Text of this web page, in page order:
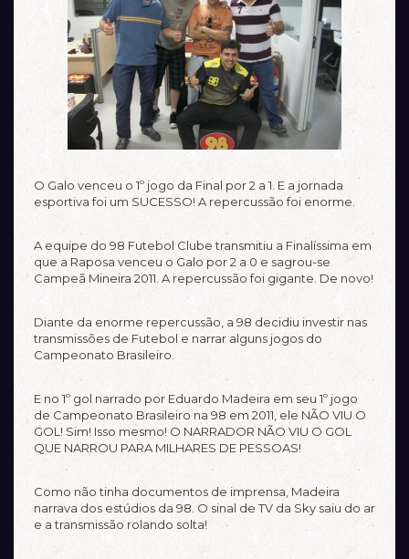
O Galo venceu o 1º jogo da Final por 2 a 1. E a jornada
esportiva foi um SUCESSO! A repercussão foi enorme.
A equipe do 98 Futebol Clube transmitiu a Finalíssima em
que a Raposa venceu o Galo por 2 a 0 e sagrou-se
Campeã Mineira 2011. A repercussão foi gigante. De novo!
Diante da enorme repercussão, a 98 decidiu investir nas
transmissões de Futebol e narrar alguns jogos do
Campeonato Brasileiro.
E no 1º gol narrado por Eduardo Madeira em seu 1º jogo
de Campeonato Brasileiro na 98 em 2011, ele NÃO VIU O
GOL! Sim! Isso mesmo! O NARRADOR NÃO VIU O GOL
QUE NARROU PARA MILHARES DE PESSOAS!
Como não tinha documentos de imprensa, Madeira
narrava dos estúdios da 98. O sinal de TV da Sky saiu do ar
e a transmissão rolando solta!